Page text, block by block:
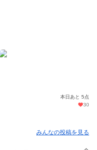
本日あと 5点
30
みんなの投稿を見る